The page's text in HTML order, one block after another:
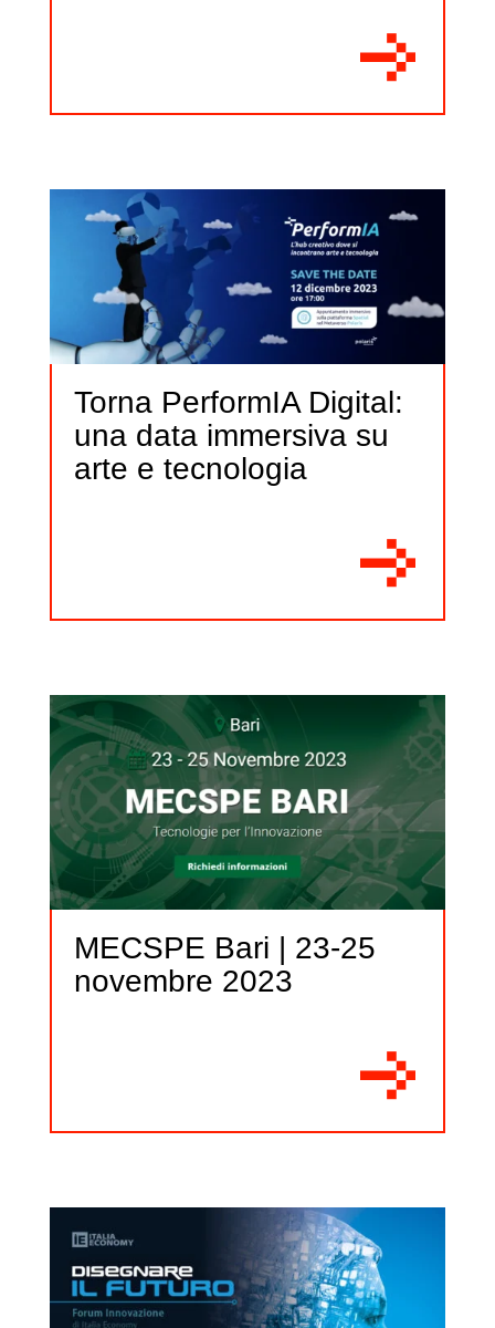
Torna PerformIA Digital:
una data immersiva su
arte e tecnologia
MECSPE Bari | 23-25
novembre 2023